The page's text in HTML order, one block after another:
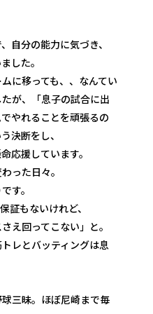
自分の能力に気づき、
した。
に移っても、、なんてい
が、「息子の試合に出
やれることを頑張るの
決断をし、
応援しています。
った日々。
す。
証もないけれど、
え回ってこない」と。
レとバッティングは息
三昧。ほぼ尼崎まで毎